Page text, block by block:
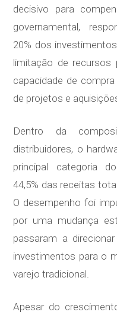
decisivo para
governamental,
20% dos
limitação de recursos
capacidade de
de projetos e
Dentro da
distribuidores, o
principal categoria
44,5% das receitas
O desempenho foi
por uma mudança
passaram a
investimentos para o
varejo tradicional.
Apesar do